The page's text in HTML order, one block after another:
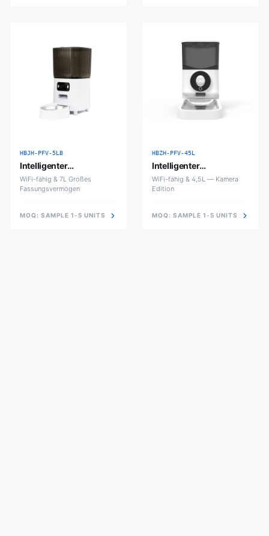
HBJH-PFV-5LB
Intelligenter
Haustierfutterautomat
7L Groß
WiFi-fähig & 7L Großes
Fassungsvermögen
MOQ: SAMPLE 1-5 UNITS
HBZH-PFV-45L
Intelligenter
Futterautomat 4,5L mit
Kamera
WiFi-fähig & 4,5L — Kamera
Edition
MOQ: SAMPLE 1-5 UNITS